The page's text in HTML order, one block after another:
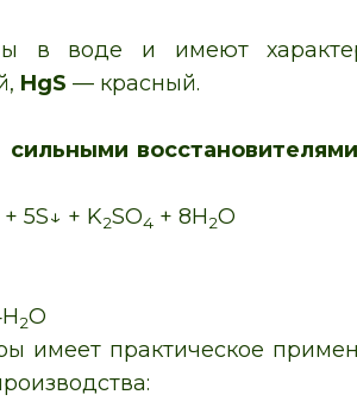
в воде и имеют
HgS — красный.
сильными восстановителями
+ 5S↓ + K2SO4 + 8H2O
2O
имеет практическое